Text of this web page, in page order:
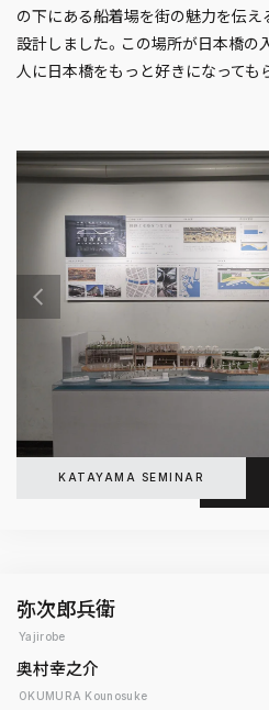
の下にある船着場を街の魅力を伝え
設計しました。この場所が日本橋の
人に日本橋をもっと好きになっても
KATAYAMA SEMINAR
弥次郎兵衛
Yajirobe
奥村幸之介
OKUMURA Kounosuke